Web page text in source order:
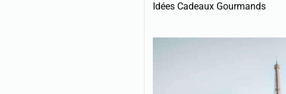
Idées Cadeaux Gourmands